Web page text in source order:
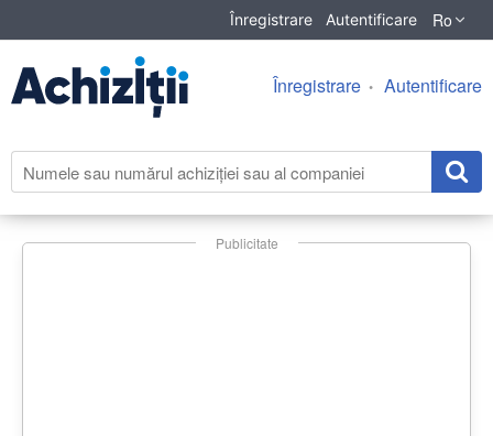
Înregistrare Autentificare Ro
Înregistrare Autentificare
Publicitate